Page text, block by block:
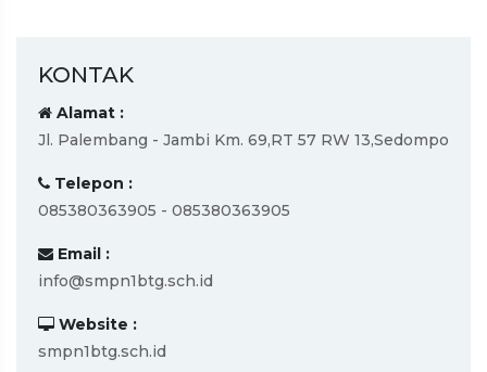
KONTAK
Alamat :
Jl. Palembang - Jambi Km. 69,RT 57 RW 13,Sedompo
Telepon :
085380363905 - 085380363905
Email :
info@smpn1btg.sch.id
Website :
smpn1btg.sch.id